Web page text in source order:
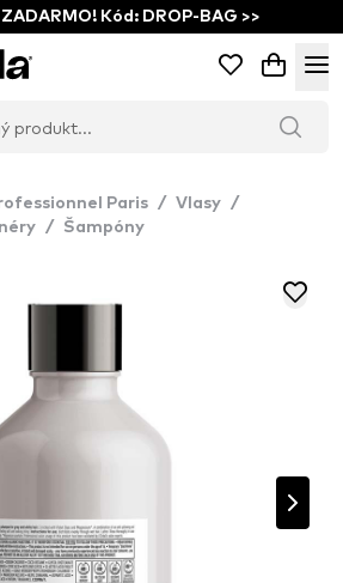
Kód: DROP-BAG >>
Paris / Vlasy /
/ Šampóny